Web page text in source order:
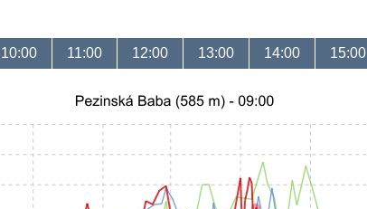
10:00 11:00 12:00 13:00 14:00 15:00